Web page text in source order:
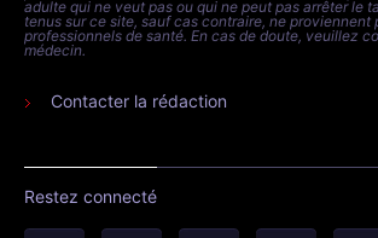
adulte qui ne veut pas ou qui ne peut pas arrêter le
tenus sur ce site, sauf cas contraire, ne proviennent
professionnels de santé. En cas de doute, veuillez
médecin.
Contacter la rédaction
Restez connecté